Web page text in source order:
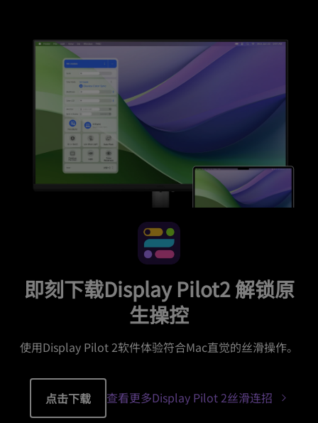
即刻下载Display Pilot2 解锁原
生操控
使用Display Pilot 2软件体验符合Mac直觉的丝滑操作。
点击下载 查看更多Display Pilot 2丝滑连招